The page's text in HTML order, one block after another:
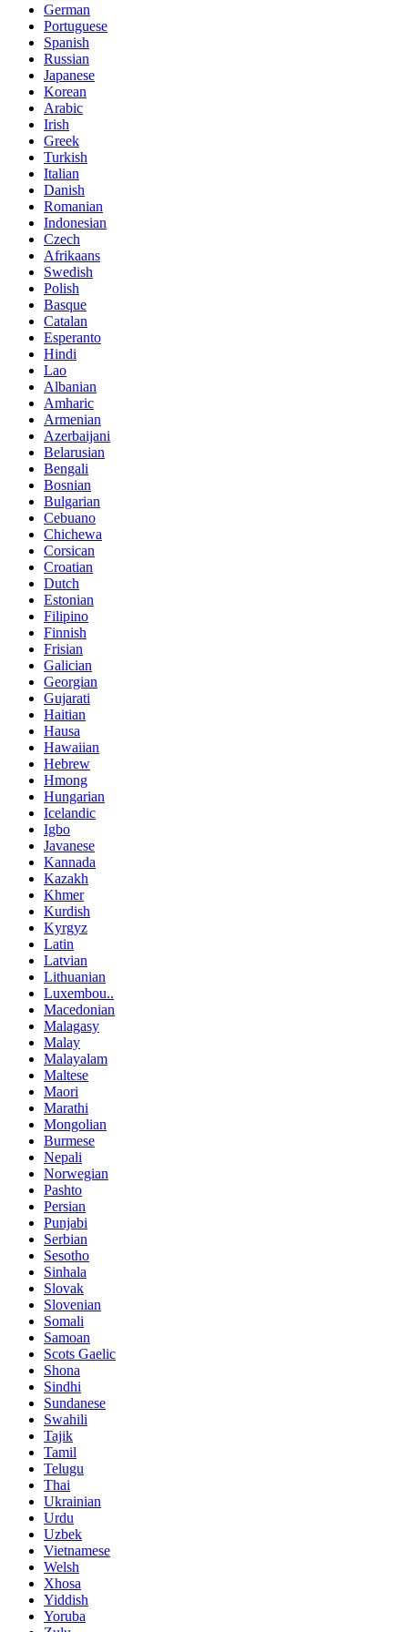
German
Portuguese
Spanish
Russian
Japanese
Korean
Arabic
Irish
Greek
Turkish
Italian
Danish
Romanian
Indonesian
Czech
Afrikaans
Swedish
Polish
Basque
Catalan
Esperanto
Hindi
Lao
Albanian
Amharic
Armenian
Azerbaijani
Belarusian
Bengali
Bosnian
Bulgarian
Cebuano
Chichewa
Corsican
Croatian
Dutch
Estonian
Filipino
Finnish
Frisian
Galician
Georgian
Gujarati
Haitian
Hausa
Hawaiian
Hebrew
Hmong
Hungarian
Icelandic
Igbo
Javanese
Kannada
Kazakh
Khmer
Kurdish
Kyrgyz
Latin
Latvian
Lithuanian
Luxembou..
Macedonian
Malagasy
Malay
Malayalam
Maltese
Maori
Marathi
Mongolian
Burmese
Nepali
Norwegian
Pashto
Persian
Punjabi
Serbian
Sesotho
Sinhala
Slovak
Slovenian
Somali
Samoan
Scots Gaelic
Shona
Sindhi
Sundanese
Swahili
Tajik
Tamil
Telugu
Thai
Ukrainian
Urdu
Uzbek
Vietnamese
Welsh
Xhosa
Yiddish
Yoruba